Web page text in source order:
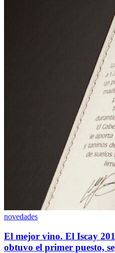
novedades
El mejor vino. El Iscay
obtuvo el primer puesto,